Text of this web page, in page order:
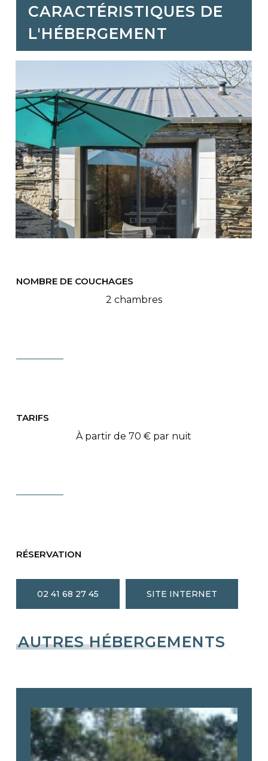
CARACTÉRISTIQUES DE
L'HÉBERGEMENT
NOMBRE DE COUCHAGES
2 chambres
TARIFS
À partir de 70 € par nuit
RÉSERVATION
02 41 68 27 45 SITE INTERNET
AUTRES HÉBERGEMENTS
Loire
et
Sens